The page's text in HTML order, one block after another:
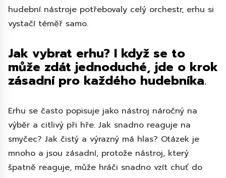
hudební nástroje potřebovaly celý orchestr, erhu si
vystačí téměř samo.
Jak vybrat erhu? I když se to
může zdát jednoduché, jde o krok
zásadní pro každého hudebníka.
Erhu se často popisuje jako nástroj náročný na
výběr a citlivý při hře. Jak snadno reaguje na
smyčec? Jak čistý a výrazný má hlas? Otázek je
mnoho a jsou zásadní, protože nástroj, který
špatně reaguje, může hráči snadno vzít chuť do